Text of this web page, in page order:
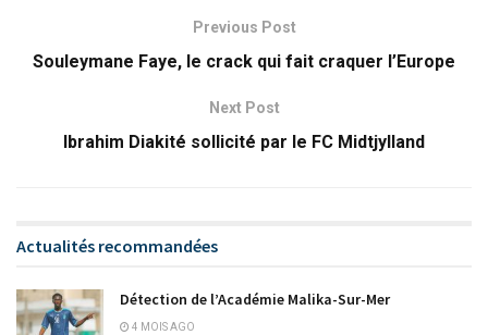
Previous Post
Souleymane Faye, le crack qui fait craquer l’Europe
Next Post
Ibrahim Diakité sollicité par le FC Midtjylland
Actualités recommandées
Détection de l’Académie Malika-Sur-Mer
4 MOIS AGO